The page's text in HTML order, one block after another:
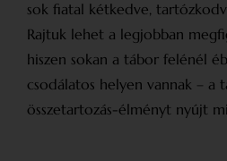
sok fiatal kétkedve,
Rajtuk lehet a legjobban
hiszen sokan a tábor felénél
csodálatos helyen vannak –
összetartozás-élményt nyújt